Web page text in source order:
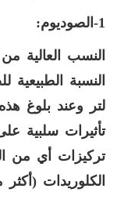
1-الصوديوم:
النسب العالية
تأثيرات سلبية
الكلوريدات (أكثر من 14